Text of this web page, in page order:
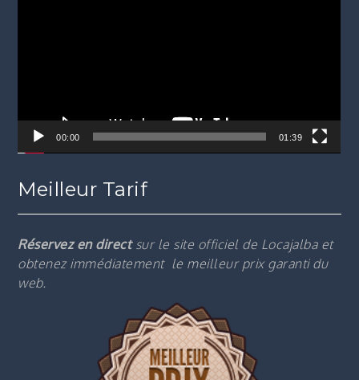
00:00 01:39
Meilleur Tarif
Réservez en directsur le site officiel de Locajalba et
obtenez immédiatement le meilleur prix garanti du
web.